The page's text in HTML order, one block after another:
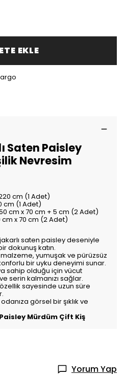
EKLE
Saten Paisley
Nevresim
cm (1 Adet)
cm (1 Adet)
50 cm x 70 cm + 5 cm (2 Adet)
cm x 70 cm (2 Adet)
saten paisley deseniyle
dokunuş katın.
yumuşak ve pürüzsüz
bir uyku deneyimi sunar.
sahip olduğu için vücut
serin kalmanızı sağlar.
sayesinde uzun süre
görsel bir şıklık ve
Mürdüm Çift Kiş
Yorum Yap